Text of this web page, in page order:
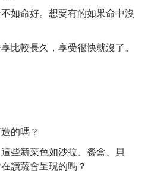
如命好。想要有的如果命中沒
比較長久，享受很快就沒了。
的嗎？
些新菜色如沙拉、餐盒、貝
讀蔬會呈現的嗎？